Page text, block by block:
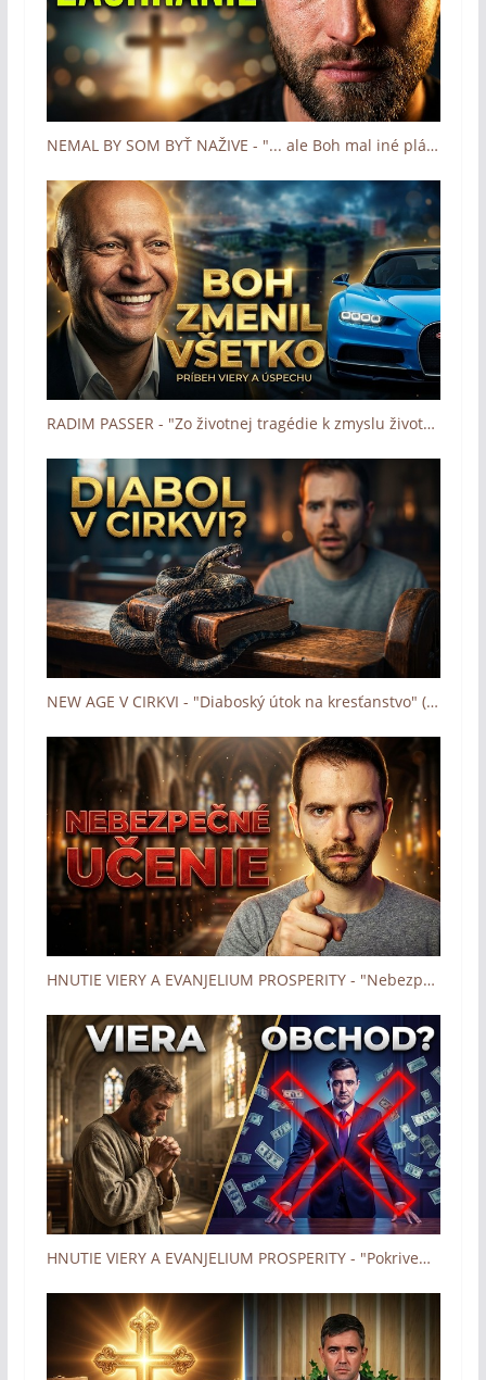
NEMAL BY SOM BYŤ NAŽIVE - "... ale Boh mal iné plány" (Boh zázrakov - Človek a dotyk Lásky)
RADIM PASSER - "Zo životnej tragédie k zmyslu života" (Boh zázrakov - Človek a dotyk Lásky)
NEW AGE V CIRKVI - "Diaboský útok na kresťanstvo" (Boh zázrakov - Človek a dotyk Lásky)
HNUTIE VIERY A EVANJELIUM PROSPERITY - "Nebezpečné učenie" (Boh zázrakov - Človek a dotyk Lásky)
HNUTIE VIERY A EVANJELIUM PROSPERITY - "Pokrivené prejavy" (Boh zázrakov - Človek a dotyk Lásky)